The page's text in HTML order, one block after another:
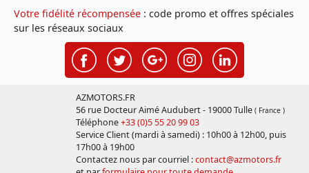
Votre fidélité récompensée : code promo et offres spéciales
sur les réseaux sociaux
AZMOTORS.FR
56 rue Docteur Aimé Audubert - 19000 Tulle ( France )
Téléphone+33 (0)5 55 20 99 03
Service Client (mardi à samedi) : 10h00 à 12h00, puis
17h00 à 19h00
Contactez nous par courriel :contact@azmotors.fr